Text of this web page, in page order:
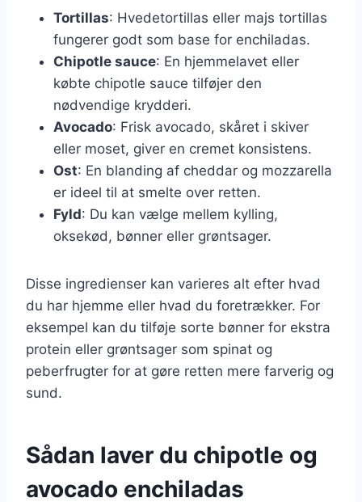
Tortillas: Hvedetortillas eller majs tortillas
fungerer godt som base for enchiladas.
Chipotle sauce: En hjemmelavet eller
købte chipotle sauce tilføjer den
nødvendige krydderi.
Avocado: Frisk avocado, skåret i skiver
eller moset, giver en cremet konsistens.
Ost: En blanding af cheddar og mozzarella
er ideel til at smelte over retten.
Fyld: Du kan vælge mellem kylling,
oksekød, bønner eller grøntsager.
Disse ingredienser kan varieres alt efter hvad
du har hjemme eller hvad du foretrækker. For
eksempel kan du tilføje sorte bønner for ekstra
protein eller grøntsager som spinat og
peberfrugter for at gøre retten mere farverig og
sund.
Sådan laver du chipotle og
avocado enchiladas